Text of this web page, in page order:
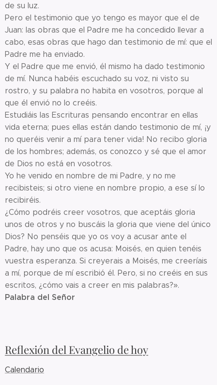
de su luz.
Pero el testimonio que yo tengo es mayor que el de
Juan: las obras que el Padre me ha concedido llevar a
cabo, esas obras que hago dan testimonio de mí: que el
Padre me ha enviado.
Y el Padre que me envió, él mismo ha dado testimonio
de mí. Nunca habéis escuchado su voz, ni visto su
rostro, y su palabra no habita en vosotros, porque al
que él envió no lo creéis.
Estudiáis las Escrituras pensando encontrar en ellas
vida eterna; pues ellas están dando testimonio de mí, ¡y
no queréis venir a mí para tener vida! No recibo gloria
de los hombres; además, os conozco y sé que el amor
de Dios no está en vosotros.
Yo he venido en nombre de mi Padre, y no me
recibisteis; si otro viene en nombre propio, a ese sí lo
recibiréis.
¿Cómo podréis creer vosotros, que aceptáis gloria
unos de otros y no buscáis la gloria que viene del único
Dios? No penséis que yo os voy a acusar ante el
Padre, hay uno que os acusa: Moisés, en quien tenéis
vuestra esperanza. Si creyerais a Moisés, me creeríais
a mí, porque de mí escribió él. Pero, si no creéis en sus
escritos, ¿cómo vais a creer en mis palabras?».
Palabra del Señor
Reflexión del Evangelio de hoy
Calendario